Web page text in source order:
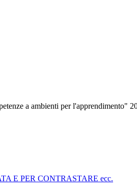
a ambienti per l'apprendimento"
E PER CONTRASTARE ecc.